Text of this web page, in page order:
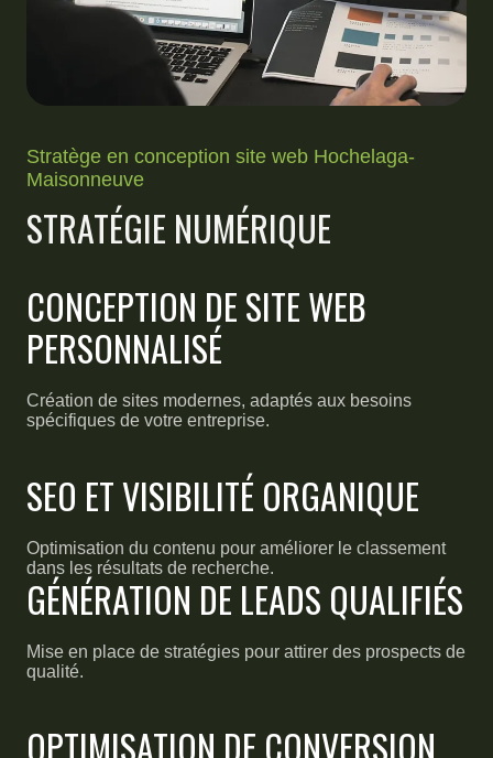
Stratège en conception site web Hochelaga-
Maisonneuve
STRATÉGIE NUMÉRIQUE
CONCEPTION DE SITE WEB
PERSONNALISÉ
Création de sites modernes, adaptés aux besoins
spécifiques de votre entreprise.
SEO ET VISIBILITÉ ORGANIQUE
Optimisation du contenu pour améliorer le classement
dans les résultats de recherche.
GÉNÉRATION DE LEADS QUALIFIÉS
Mise en place de stratégies pour attirer des prospects de
qualité.
OPTIMISATION DE CONVERSION